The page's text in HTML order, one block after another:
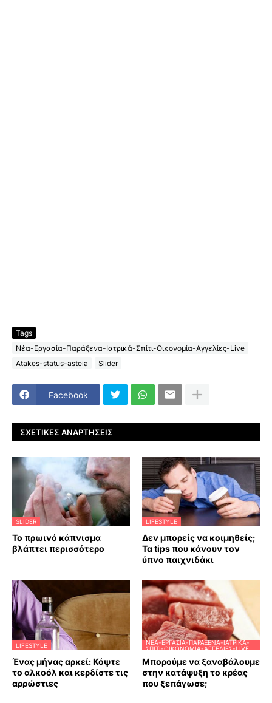
Tags
Νέα-Εργασία-Παράξενα-Ιατρικά-Σπίτι-Οικονομία-Αγγελίες-Live
Atakes-status-asteia
Slider
Facebook
ΣΧΕΤΙΚΈΣ ΑΝΑΡΤΉΣΕΙΣ
SLIDER
Το πρωινό κάπνισμα
βλάπτει περισσότερο
LIFESTYLE
Δεν μπορείς να κοιμηθείς;
Τα tips που κάνουν τον
ύπνο παιχνιδάκι
LIFESTYLE
Ένας μήνας αρκεί: Κόψτε
το αλκοόλ και κερδίστε τις
αρρώστιες
ΝΈΑ-ΕΡΓΑΣΊΑ-ΠΑΡΆΞΕΝΑ-ΙΑΤΡΙΚΆ-
ΣΠΊΤΙ-ΟΙΚΟΝΟΜΊΑ-ΑΓΓΕΛΊΕΣ-LIVE
Μπορούμε να ξαναβάλουμε
στην κατάψυξη το κρέας
που ξεπάγωσε;